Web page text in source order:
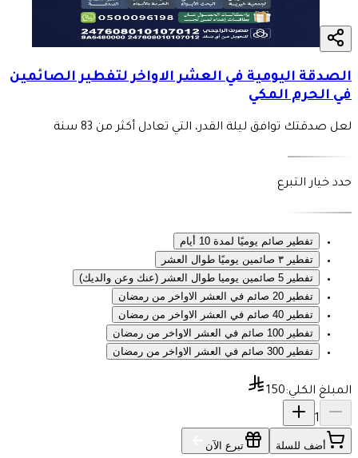
الصدقة اليومية في العشر الاواخر لتفطير الصائمين
في الحرم المكي
لعل صدقتك توافق ليلة القدر، التي تعادل أكثر من 83 سنة
حدد خيار التبرع
تفطير صائم يوميًا لمدة 10 أيام
تفطير ٣ صائمين يوميًا طوال العشر
تفطير 5 صائمين يوميا طوال العشر (عنك وعن والديك)
تفطير 20 صائم في العشر الاواخر من رمضان
تفطير 40 صائم في العشر الاواخر من رمضان
تفطير 100 صائم في العشر الاواخر من رمضان
تفطير 300 صائم في العشر الاواخر من رمضان
المبلغ الكلي:150
1
أضف للسلة تبرع الآن